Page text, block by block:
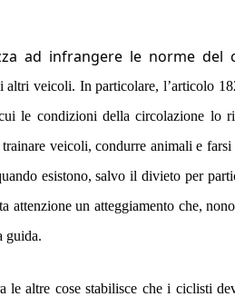
ad infrangere le norme del
veicoli. In particolare, l’articolo
le condizioni della circolazione lo
veicoli, condurre animali e
esistono, salvo il divieto per
un atteggiamento che,
guida.
altre cose stabilisce che i ciclisti